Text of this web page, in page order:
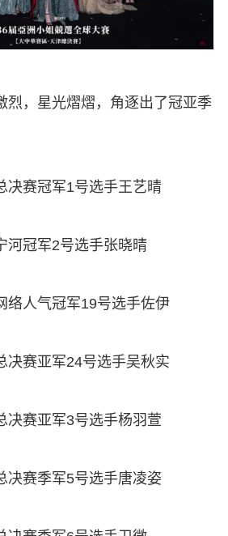
烈，星光熠熠，角逐出了冠亚季
决赛冠军1号选手王艺晴
河冠军2号选手张晓晴
络人气冠军19号选手佐伊
决赛亚军24号选手吴秋实
决赛亚军3号选手杨羽萱
决赛季军5号选手唐凌姿